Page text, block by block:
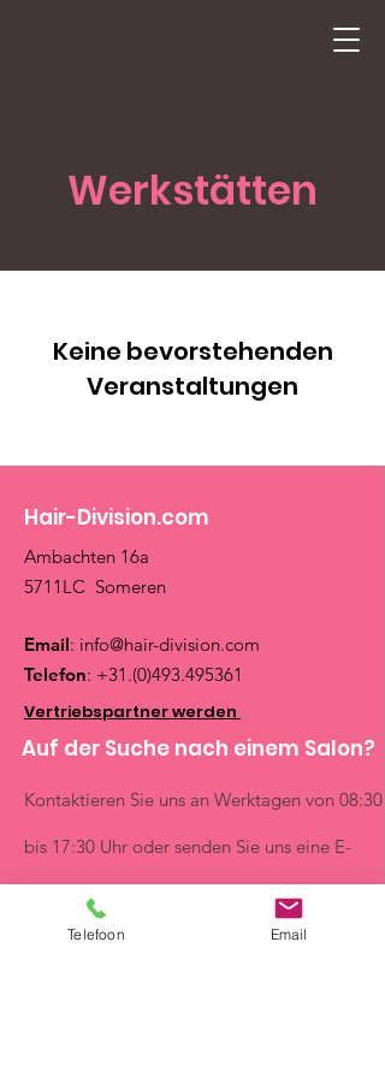
Werkstätten
Keine bevorstehenden
Veranstaltungen
Hair-Division.com
Ambachten 16a
5711LC Someren
Email: info@hair-division.com
Telefon: +31.(0)493.495361
Vertriebspartner werden
Auf der Suche nach einem Salon?
Kontaktieren Sie uns an Werktagen von 08:30
bis 17:30 Uhr oder senden Sie uns eine E-
info@hair-division.com
Schnelle Links
Telefoon Email